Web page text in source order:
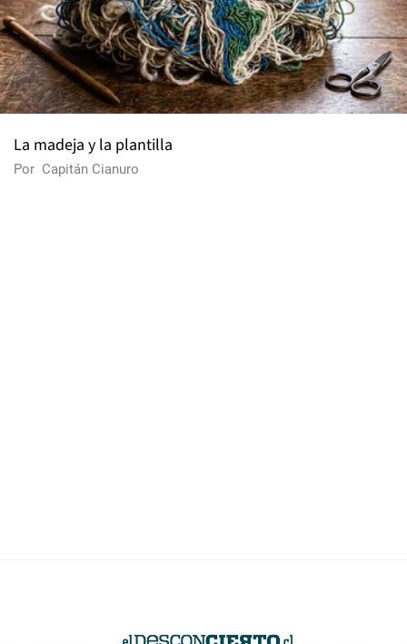
La madeja y la plantilla
Por Capitán Cianuro